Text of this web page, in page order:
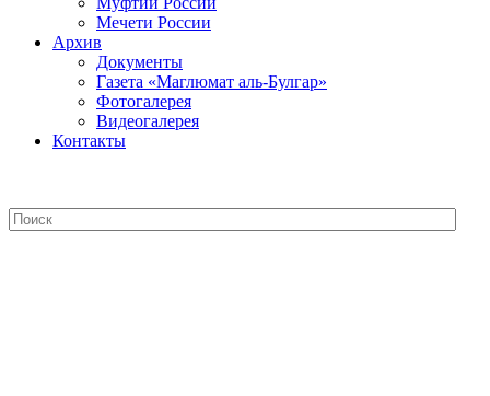
Мечети России
Архив
Документы
Газета «Маглюмат аль-Булгар»
Фотогалерея
Видеогалерея
Контакты